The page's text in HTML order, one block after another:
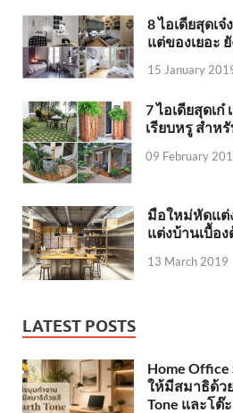
8 ไอเดียสุดเ
แต่ของเยอะ
15 January
7 ไอเดียสุดเ
เรียบหรู สำห
09 February
มือใหม่หัดแต่
แต่งบ้านเบื้อง
13 March 2019
LATEST POSTS
Home
ให้มีสมาธิด้ว
Tone และโต๊